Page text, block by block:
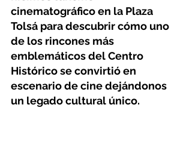
cinematográfico en la Plaza
Tolsá para descubrir cómo uno
de los rincones más
emblemáticos del Centro
Histórico se convirtió en
escenario de cine dejándonos
un legado cultural único.